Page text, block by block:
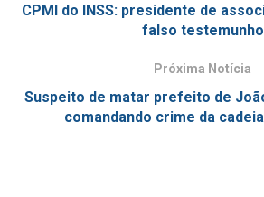
CPMI do INSS: presidente de
falso testemunho
Próxima Notícia
Suspeito de matar prefeito de
comandando crime da